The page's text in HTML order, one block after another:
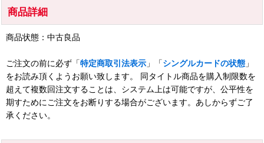
商品詳細
商品状態：中古良品
ご注文の前に必ず「特定商取引法表示 」「シングルカードの状態 」
をお読み頂くようお願い致します。 同タイトル商品を購入制限数を
超えて複数回注文することは、システム上は可能ですが、公平性を
期すためにご注文をお断りする場合がございます。あしからずご了
承ください。